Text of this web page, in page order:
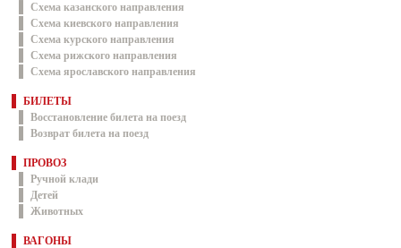
Схема казанского направления
Схема киевского направления
Схема курского направления
Схема рижского направления
Схема ярославского направления
БИЛЕТЫ
Восстановление билета на поезд
Возврат билета на поезд
ПРОВОЗ
Ручной клади
Детей
Животных
ВАГОНЫ